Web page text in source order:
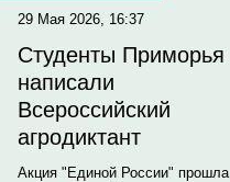
29 Мая 2026, 16:37
Студенты Приморья
написали
Всероссийский
агродиктант
Акция "Единой России" прошла